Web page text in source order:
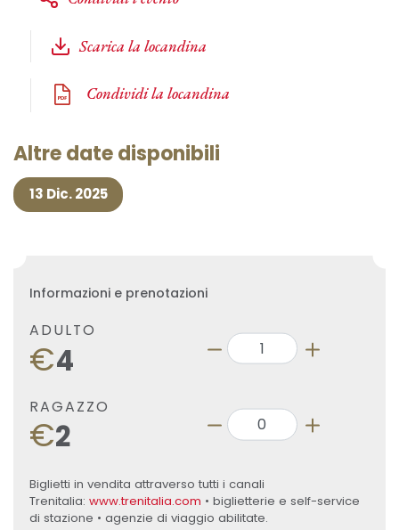
Scarica la locandina
Condividi la locandina
Altre date disponibili
13 Dic. 2025
Informazioni e prenotazioni
ADULTO
€4
RAGAZZO
€2
Biglietti in vendita attraverso tutti i canali
Trenitalia: www.trenitalia.com • biglietterie e self-service
di stazione • agenzie di viaggio abilitate.